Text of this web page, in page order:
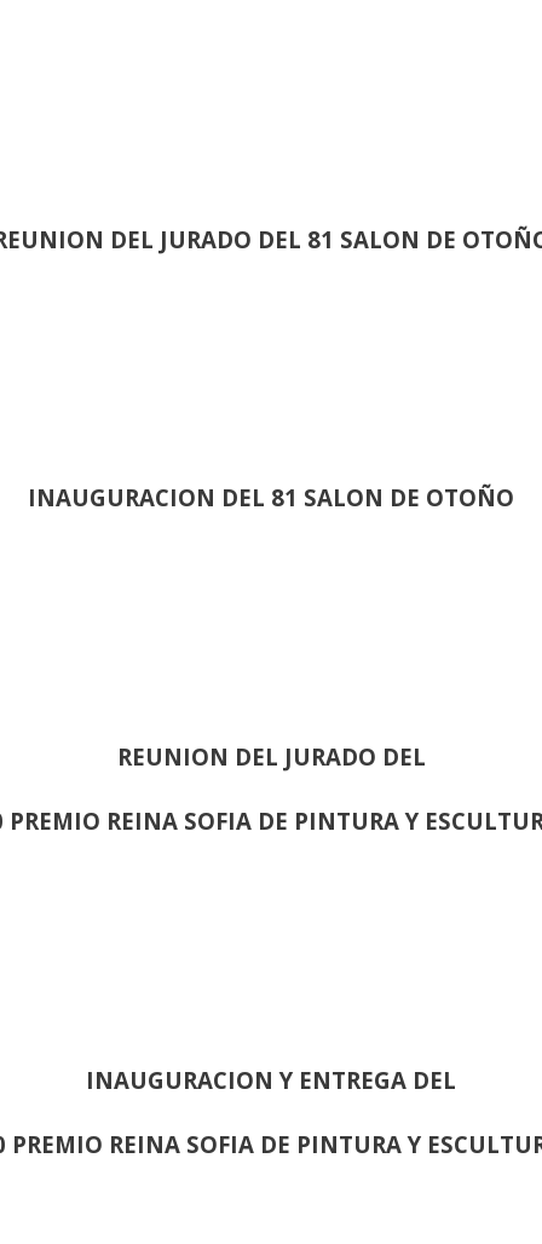
DEL JURADO DEL 81 SALON DE
INAUGURACION DEL 81 SALON DE OTOÑO
REUNION DEL JURADO DEL
PREMIO REINA SOFIA DE PINTURA Y
INAUGURACION Y ENTREGA DEL
PREMIO REINA SOFIA DE PINTURA Y